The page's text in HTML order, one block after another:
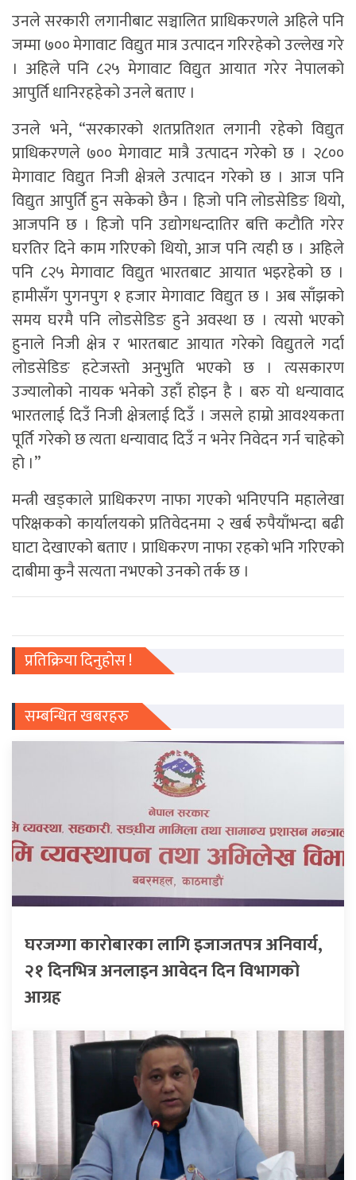
उनले सरकारी लगानीबाट सञ्चालित प्राधिकरणले अहिले पनि
जम्मा ७०० मेगावाट विद्युत मात्र उत्पादन गरिरहेको उल्लेख गरे
। अहिले पनि ८२५ मेगावाट विद्युत आयात गरेर नेपालको
आपुर्ति धानिरहहेको उनले बताए ।
उनले भने, “सरकारको शतप्रतिशत लगानी रहेको विद्युत
प्राधिकरणले ७०० मेगावाट मात्रै उत्पादन गरेको छ । २८००
मेगावाट विद्युत निजी क्षेत्रले उत्पादन गरेको छ । आज पनि
विद्युत आपुर्ति हुन सकेको छैन । हिजो पनि लोडसेडिङ थियो,
आजपनि छ । हिजो पनि उद्योगधन्दातिर बत्ति कटौति गरेर
घरतिर दिने काम गरिएको थियो, आज पनि त्यही छ । अहिले
पनि ८२५ मेगावाट विद्युत भारतबाट आयात भइरहेको छ ।
हामीसँग पुगनपुग १ हजार मेगावाट विद्युत छ । अब साँझको
समय घरमै पनि लोडसेडिङ हुने अवस्था छ । त्यसो भएको
हुनाले निजी क्षेत्र र भारतबाट आयात गरेको विद्युतले गर्दा
लोडसेडिङ हटेजस्तो अनुभुति भएको छ । त्यसकारण
उज्यालोको नायक भनेको उहाँ होइन है । बरु यो धन्यावाद
भारतलाई दिउँ निजी क्षेत्रलाई दिउँ । जसले हाम्रो आवश्यकता
पूर्ति गरेको छ त्यता धन्यावाद दिउँ न भनेर निवेदन गर्न चाहेको
हो ।”
मन्त्री खड्काले प्राधिकरण नाफा गएको भनिएपनि महालेखा
परिक्षकको कार्यालयको प्रतिवेदनमा २ खर्ब रुपैयाँभन्दा बढी
घाटा देखाएको बताए । प्राधिकरण नाफा रहको भनि गरिएको
दाबीमा कुनै सत्यता नभएको उनको तर्क छ ।
प्रतिक्रिया दिनुहोस !
सम्बन्धित खबरहरु
घरजग्गा कारोबारका लागि इजाजतपत्र अनिवार्य,
२१ दिनभित्र अनलाइन आवेदन दिन विभागको
आग्रह